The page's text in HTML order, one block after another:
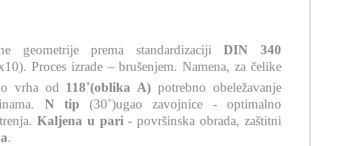
geometrije prema standardizacijiDIN 340
Proces izrade – brušenjem. Namena, za čelike
vrha od 118˚(oblika A)potrebno obeležavanje
N tip (30˚)ugao zavojnice -optimalno
Kaljena u pari- površinska obrada, zaštitni
.